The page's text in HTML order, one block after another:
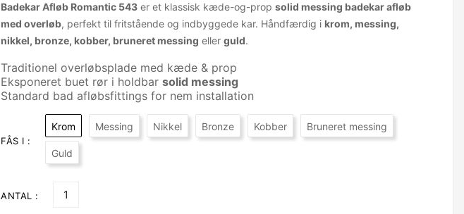
Badekar Afløb Romantic 543 er et klassisk kæde-og-prop solid messing badekar afløb
med overløb, perfekt til fritstående og indbyggede kar. Håndfærdig i krom, messing,
nikkel, bronze, kobber, bruneret messing eller guld.
Traditionel overløbsplade med kæde & prop
Eksponeret buet rør i holdbar solid messing
Standard bad afløbsfittings for nem installation
FÅS I :
Krom Messing Nikkel Bronze Kobber Bruneret messing
Guld
ANTAL :